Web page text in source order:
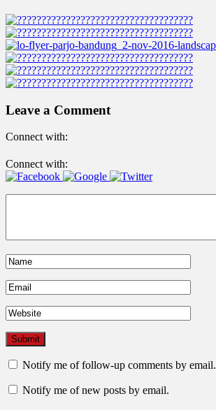
Leave a Comment
Connect with:
Connect with:
Notify me of follow-up comments by email.
Notify me of new posts by email.